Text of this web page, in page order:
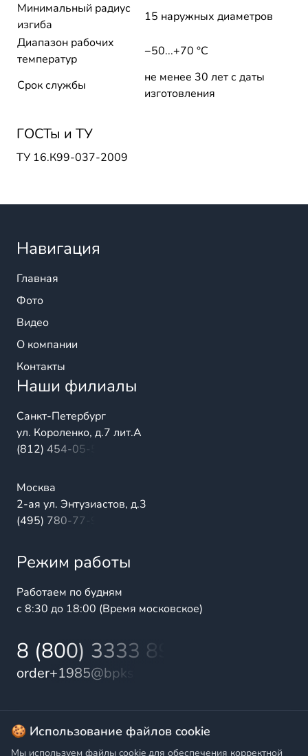
Минимальный радиус
изгиба
15 наружных диаметров
Диапазон рабочих
температур
−50...+70 °C
Срок службы
не менее 30 лет с даты
изготовления
ГОСТы и ТУ
ТУ 16.К99-037-2009
Навигация
Главная
Фото
Видео
О компании
Контакты
Наши филиалы
Санкт-Петербург
ул. Короленко, д.7 лит.А
(812) 454-05-54
Москва
2-ая ул. Энтузиастов, д.3
(495) 780-77-98
Режим работы
Работаем по будням
с 8:30 до 18:00 (Время московское)
8 (800) 3333 899
order+1985@bpks.ru
© 2025 БалтПромКомплект — комплексные поставки
высококачественной продукции промышленного и
🍪 Использование файлов cookie
Мы используем файлы cookie для обеспечения корректной